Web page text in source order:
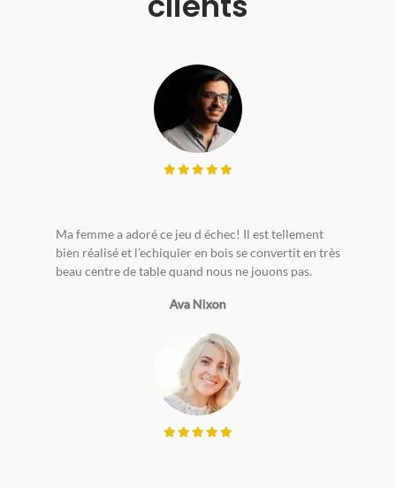
Ma femme a adoré ce jeu d échec! Il est tellement
bien réalisé et l’echiquier en bois se convertit en très
beau centre de table quand nous ne jouons pas.
Ava Nixon